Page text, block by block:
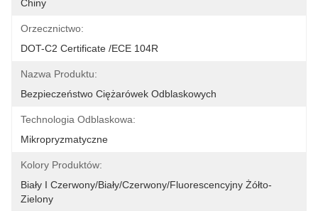
Chiny
Orzecznictwo:
DOT-C2 Certificate /ECE 104R
Nazwa Produktu:
Bezpieczeństwo Ciężarówek Odblaskowych
Technologia Odblaskowa:
Mikropryzmatyczne
Kolory Produktów:
Biały I Czerwony/biały/czerwony/Fluorescencyjny Żółto-
Zielony